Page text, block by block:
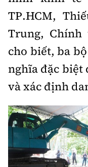
TP.HCM,
Trung, Chính
cho biết, ba
nghĩa đặc biệt
và xác định